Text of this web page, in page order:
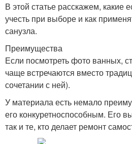
В этой статье расскажем, какие
учесть при выборе и как
санузла.
Преимущества
Если посмотреть фото ванных,
чаще встречаются вместо
сочетании с ней).
У материала есть немало
его конкуретноспособным. Его
так и те, кто делает ремонт